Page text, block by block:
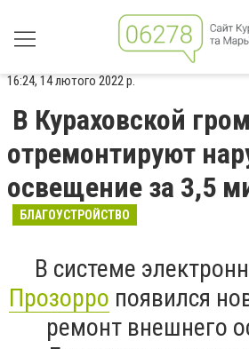
16:24, 14 лютого 2022 р.
В Кураховской
отремонтируют
освещение за 3,5
БЛАГОУСТРОЙСТВО
В системе
Прозорро появился
ремонт внешнего